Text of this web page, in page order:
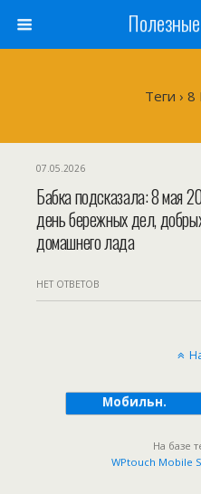
Теги ›
07.05.2026
Бабка подсказала: 8 мая
день бережных дел,
домашнего лада
НЕТ ОТВЕТОВ
Мобильн.
На базе
WPtouch Mobile